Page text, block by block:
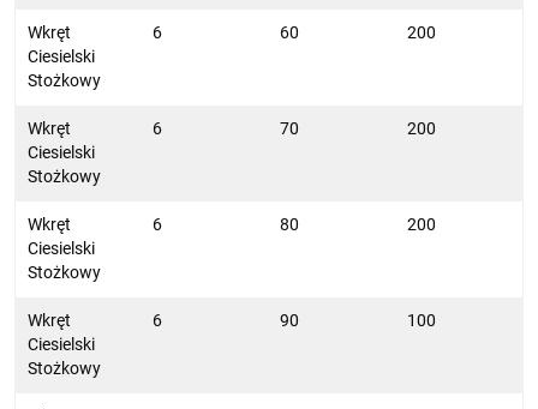
Wkręt
Ciesielski
Stożkowy
6 60 200
Wkręt
Ciesielski
Stożkowy
6 70 200
Wkręt
Ciesielski
Stożkowy
6 80 200
Wkręt
Ciesielski
Stożkowy
6 90 100